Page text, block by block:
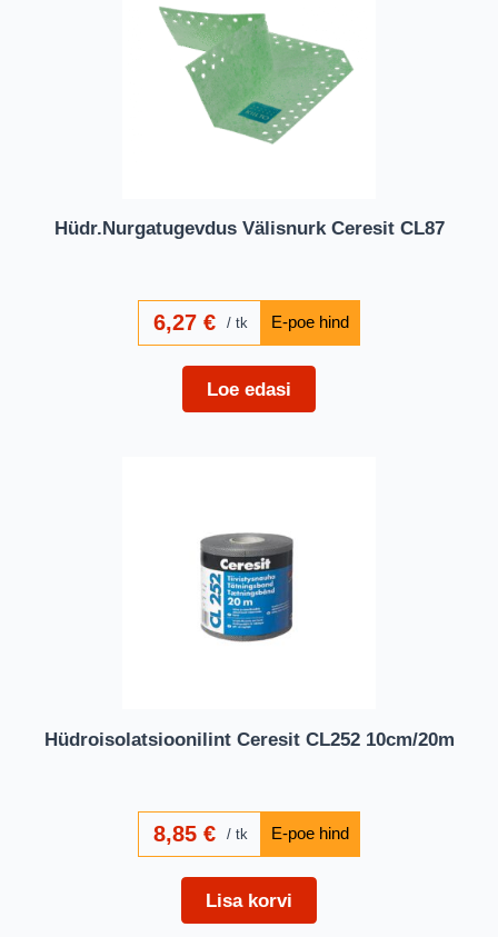
Hüdr.Nurgatugevdus Välisnurk Ceresit CL87
6,27€ tk
Loe edasi
Hüdroisolatsioonilint Ceresit CL252 10cm/20m
8,85€ tk
Lisa korvi